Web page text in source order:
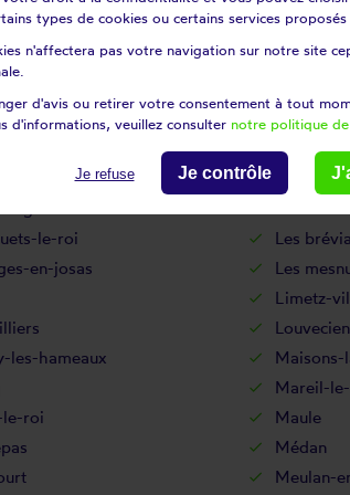
Issou
pontchartrain Jouy-en-
La
Lainville-
saint-denis Le pecq
le-roi Les
en-josas Les
Limetz-
les-hameaux
Mareil-
roi Maule
Médan
Meulan-
types de cookies ou certains services proposés
n'affectera pas votre navigation sur notre site
d'avis ou retirer votre consentement à tout
d'informations, veuillez consulter notre politique
Je refuse Je contrôle